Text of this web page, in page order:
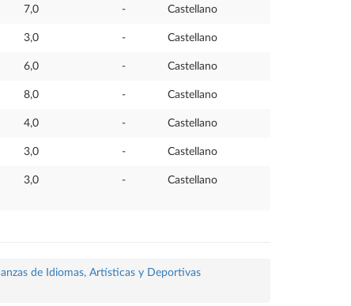
7,0 - Castellano
3,0 - Castellano
6,0 - Castellano
8,0 - Castellano
4,0 - Castellano
3,0 - Castellano
3,0 - Castellano
de Idiomas, Artísticas y Deportivas